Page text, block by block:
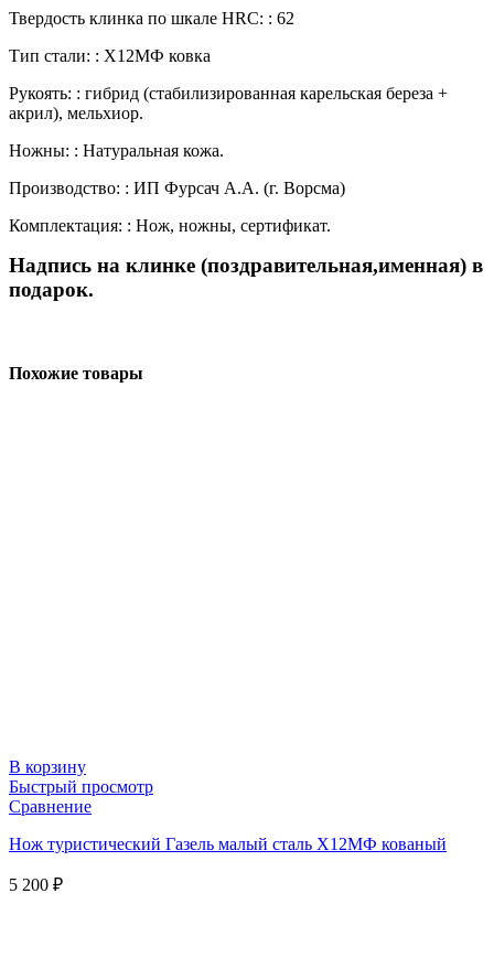
Твердость клинка по шкале HRC: : 62
Тип стали: : Х12МФ ковка
Рукоять: : гибрид (стабилизированная карельская береза +
акрил), мельхиор.
Ножны: : Натуральная кожа.
Производство: : ИП Фурсач А.А. (г. Ворсма)
Комплектация: : Нож, ножны, сертификат.
Надпись на клинке (поздравительная,именная) в
подарок.
Похожие товары
В корзину
Быстрый просмотр
Сравнение
Нож туристический Газель малый сталь Х12МФ кованый
5 200 ₽